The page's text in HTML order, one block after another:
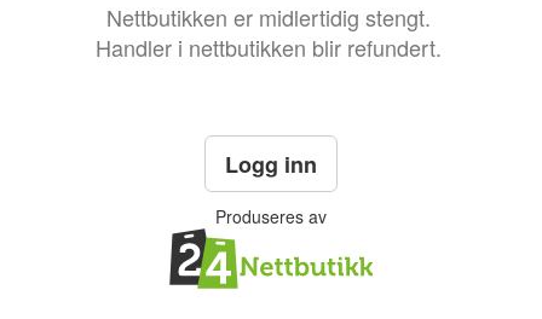
Nettbutikken er midlertidig stengt.
Handler i nettbutikken blir refundert.
Logg inn
Produseres av